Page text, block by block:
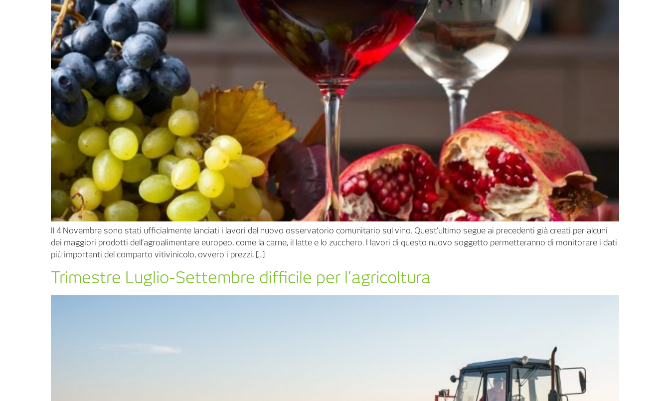
Il 4 Novembre sono stati ufficialmente lanciati i lavori del nuovo osservatorio comunitario sul vino. Quest’ultimo segue ai precedenti già creati per alcuni
dei maggiori prodotti dell’agroalimentare europeo, come la carne, il latte e lo zucchero. I lavori di questo nuovo soggetto permetteranno di monitorare i dati
più importanti del comparto vitivinicolo, ovvero i prezzi, […]
Trimestre Luglio-Settembre difficile per l’agricoltura